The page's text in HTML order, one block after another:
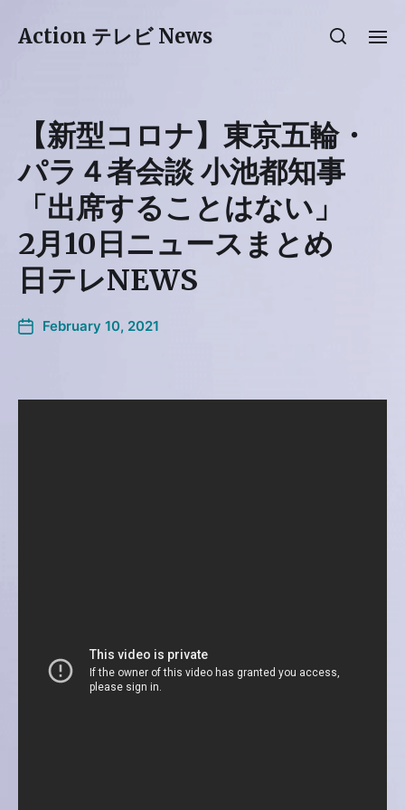
Action テレビ News
【新型コロナ】東京五輪・
パラ４者会談 小池都知事
「出席することはない」
2月10日ニュースまとめ
日テレNEWS
February 10, 2021